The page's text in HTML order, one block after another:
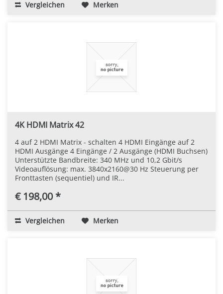
Vergleichen Merken
4K HDMI Matrix 42
4 auf 2 HDMI Matrix - schalten 4 HDMI Eingänge auf 2
HDMI Ausgänge 4 Eingänge / 2 Ausgänge (HDMI Buchsen)
Unterstützte Bandbreite: 340 MHz und 10,2 Gbit/s
Videoauflösung: max. 3840x2160@30 Hz Steuerung per
Fronttasten (sequentiel) und IR...
€ 198,00 *
Vergleichen Merken